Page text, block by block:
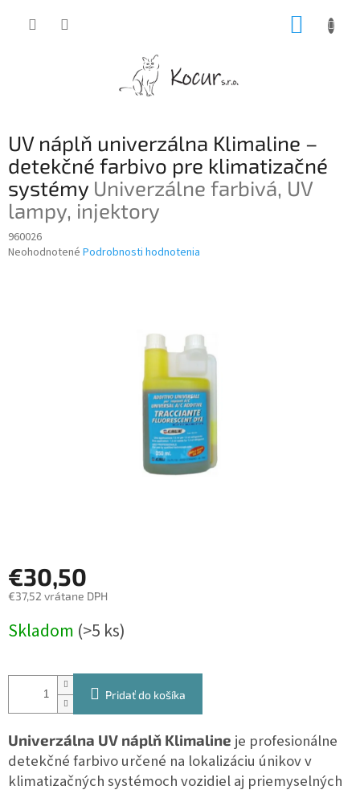
UV náplň univerzálna Klimaline –
detekčné farbivo pre klimatizačné
systémy Univerzálne farbivá, UV
lampy, injektory
960026
Priemerné
Neohodnotené Podrobnosti hodnotenia
€30,50
€37,52 vrátane DPH
cena:
Skladom (>5 ks)
Pridať do košíka
Univerzálna UV náplň Klimaline je profesionálne
detekčné farbivo určené na lokalizáciu únikov v
klimatizačných systémoch vozidiel aj priemyselných